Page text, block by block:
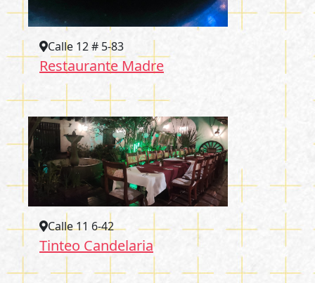
Calle 12 # 5-83
Restaurante Madre
Calle 11 6-42
Tinteo Candelaria